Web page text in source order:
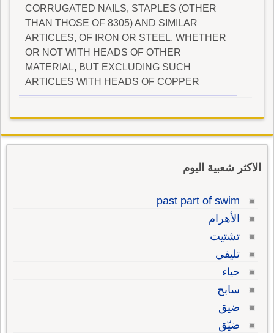
CORRUGATED NAILS, STAPLES (OTHER
THAN THOSE OF 8305) AND SIMILAR
ARTICLES, OF IRON OR STEEL, WHETHER
OR NOT WITH HEADS OF OTHER
MATERIAL, BUT EXCLUDING SUCH
ARTICLES WITH HEADS OF COPPER
الاكثر شعبية اليوم
past part of swim
الأهرام
تشتيت
تليفي
حياء
سابح
ضيق
ضيّق